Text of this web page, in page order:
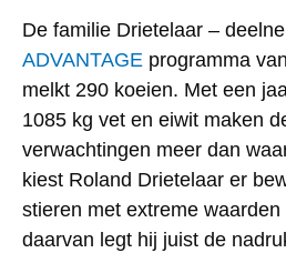
De familie Drietelaar –
ADVANTAGE programma
melkt 290 koeien. Met een
1085 kg vet en eiwit maken
verwachtingen meer dan
kiest Roland Drietelaar er
stieren met extreme
daarvan legt hij juist de